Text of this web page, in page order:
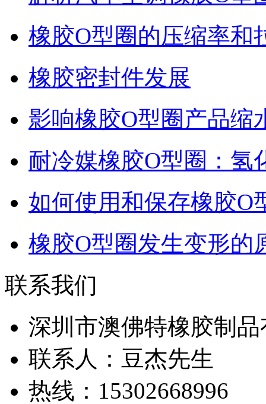
橡胶O型圈的压缩率和
橡胶密封件发展
影响橡胶O型圈产品
耐冷媒橡胶O型圈：
如何使用和保存橡胶O
橡胶O型圈发生变形
联系我们
深圳市澳佛特橡胶制
联系人：豆杰先生
热线：15302668996